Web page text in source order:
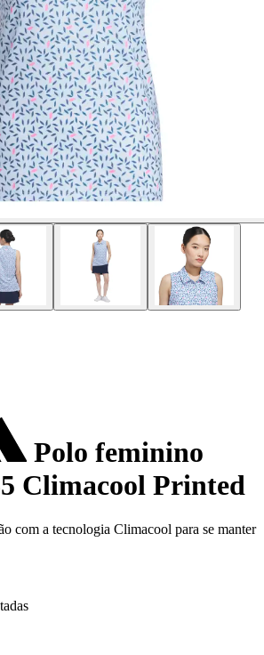
Polo feminino
Climacool Printed
com a tecnologia Climacool para se manter